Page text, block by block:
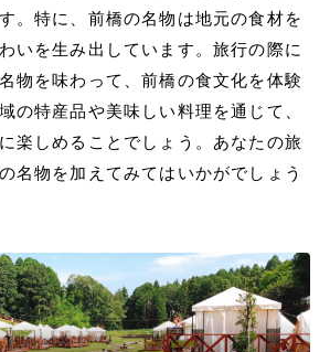
。特に、前橋の名物は地元の食材を
いを生み出しています。旅行の際に
物を味わって、前橋の食文化を体験
の特産品や美味しい料理を通じて、
楽しめることでしょう。あなたの旅
名物を加えてみてはいかがでしょう